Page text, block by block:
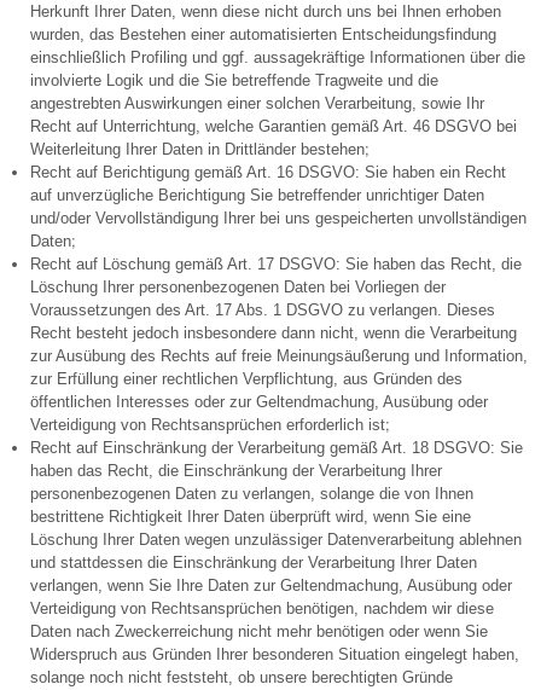
Herkunft Ihrer Daten, wenn diese nicht durch uns bei Ihnen erhoben
wurden, das Bestehen einer automatisierten Entscheidungsfindung
einschließlich Profiling und ggf. aussagekräftige Informationen über die
involvierte Logik und die Sie betreffende Tragweite und die
angestrebten Auswirkungen einer solchen Verarbeitung, sowie Ihr
Recht auf Unterrichtung, welche Garantien gemäß Art. 46 DSGVO bei
Weiterleitung Ihrer Daten in Drittländer bestehen;
Recht auf Berichtigung gemäß Art. 16 DSGVO: Sie haben ein Recht
auf unverzügliche Berichtigung Sie betreffender unrichtiger Daten
und/oder Vervollständigung Ihrer bei uns gespeicherten unvollständigen
Daten;
Recht auf Löschung gemäß Art. 17 DSGVO: Sie haben das Recht, die
Löschung Ihrer personenbezogenen Daten bei Vorliegen der
Voraussetzungen des Art. 17 Abs. 1 DSGVO zu verlangen. Dieses
Recht besteht jedoch insbesondere dann nicht, wenn die Verarbeitung
zur Ausübung des Rechts auf freie Meinungsäußerung und Information,
zur Erfüllung einer rechtlichen Verpflichtung, aus Gründen des
öffentlichen Interesses oder zur Geltendmachung, Ausübung oder
Verteidigung von Rechtsansprüchen erforderlich ist;
Recht auf Einschränkung der Verarbeitung gemäß Art. 18 DSGVO: Sie
haben das Recht, die Einschränkung der Verarbeitung Ihrer
personenbezogenen Daten zu verlangen, solange die von Ihnen
bestrittene Richtigkeit Ihrer Daten überprüft wird, wenn Sie eine
Löschung Ihrer Daten wegen unzulässiger Datenverarbeitung ablehnen
und stattdessen die Einschränkung der Verarbeitung Ihrer Daten
verlangen, wenn Sie Ihre Daten zur Geltendmachung, Ausübung oder
Verteidigung von Rechtsansprüchen benötigen, nachdem wir diese
Daten nach Zweckerreichung nicht mehr benötigen oder wenn Sie
Widerspruch aus Gründen Ihrer besonderen Situation eingelegt haben,
solange noch nicht feststeht, ob unsere berechtigten Gründe